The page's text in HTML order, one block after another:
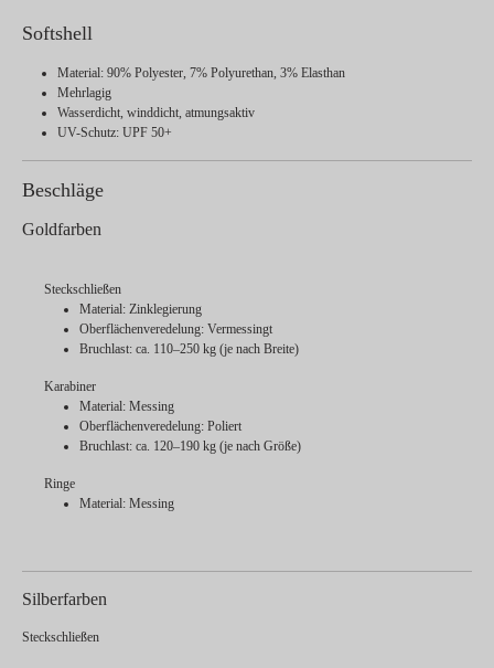
Softshell
Material: 90% Polyester, 7% Polyurethan, 3% Elasthan
Mehrlagig
Wasserdicht, winddicht, atmungsaktiv
UV-Schutz: UPF 50+
Beschläge
Goldfarben
Steckschließen
Material: Zinklegierung
Oberflächenveredelung: Vermessingt
Bruchlast: ca. 110–250 kg (je nach Breite)
Karabiner
Material: Messing
Oberflächenveredelung: Poliert
Bruchlast: ca. 120–190 kg (je nach Größe)
Ringe
Material: Messing
Silberfarben
Steckschließen